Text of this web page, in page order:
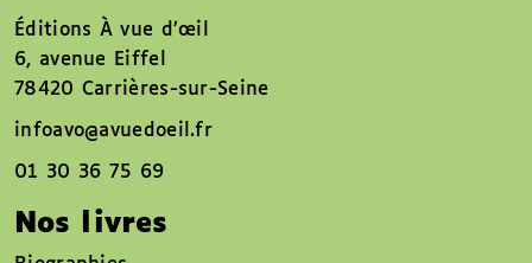
Éditions À vue d’œil
6, avenue Eiffel
78420 Carrières-sur-Seine
infoavo@avuedoeil.fr
01 30 36 75 69
Nos livres